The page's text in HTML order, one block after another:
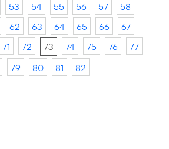
53 54 55 56 57
58
62 63 64 65 66
67
71 72 73 74 75 76
77
79 80 81 82